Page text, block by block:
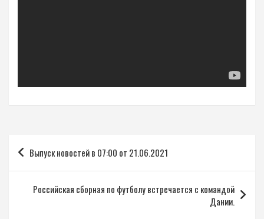
Навигация
по
записям
Выпуск новостей в 07:00 от 21.06.2021
Российская сборная по футболу встречается с командой
Дании.